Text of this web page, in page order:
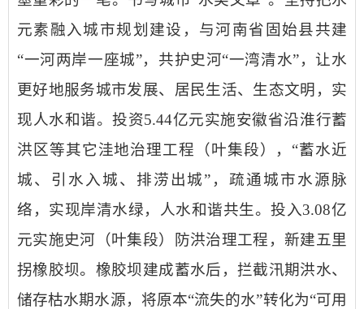
元素融入城市规划 建设， 与河南省固始县共建
“一河两岸一座城”，共护史河“一湾清水”，让水
更好地服务城市发展、 居民生活、生态文明，实
现人水和谐。投资5.44亿元实施安徽省沿淮行蓄
洪区等其它洼地治理工程 （叶集段） ， “蓄水近
城、引水入城、排涝出城”，疏通城市水源脉
络，实现岸清水绿，人水和谐共生。投入3.08亿
元实施史河（叶集段）防洪治理工程， 新建五里
拐橡胶坝。橡胶坝建成蓄水后，拦截汛期洪水、
储存枯水期水源，将原本“流失的水”转化为“可用